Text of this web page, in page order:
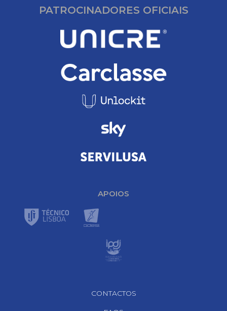
PATROCINADORES OFICIAIS
APOIOS
CONTACTOS